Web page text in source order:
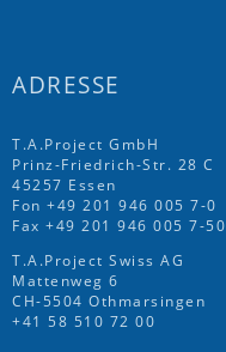
ADRESSE
T.A.Project GmbH
Prinz-Friedrich-Str. 28 C
45257 Essen
Fon +49 201 946 005 7-0
Fax +49 201 946 005 7-50
T.A.Project Swiss AG
Mattenweg 6
CH-5504 Othmarsingen
+41 58 510 72 00